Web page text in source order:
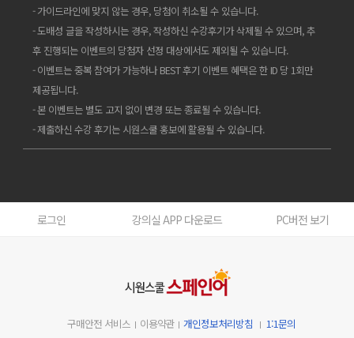
- 가이드라인에 맞지 않는 경우, 당첨이 취소될 수 있습니다.
- 도배성 글을 작성하시는 경우, 작성하신 수강후기가 삭제될 수 있으며, 추
후 진행되는 이벤트의 당첨자 선정 대상에서도 제외될 수 있습니다.
- 이벤트는 중복 참여가 가능하나 BEST 후기 이벤트 혜택은 한 ID 당 1회만
제공됩니다.
- 본 이벤트는 별도 고지 없이 변경 또는 종료될 수 있습니다.
- 제출하신 수강 후기는 시원스쿨 홍보에 활용될 수 있습니다.
로그인 강의실 APP 다운로드 PC버전 보기
구매안전 서비스 이용약관 개인정보처리방침 1:1문의